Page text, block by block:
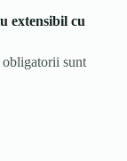
extensibil cu
sunt